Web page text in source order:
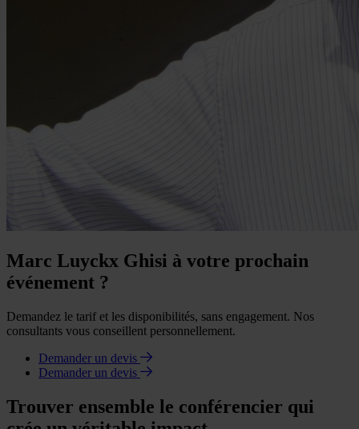
Marc Luyckx Ghisi à votre prochain
événement ?
Demandez le tarif et les disponibilités, sans engagement. Nos
consultants vous conseillent personnellement.
Demander un devis
Demander un devis
Trouver ensemble le conférencier qui